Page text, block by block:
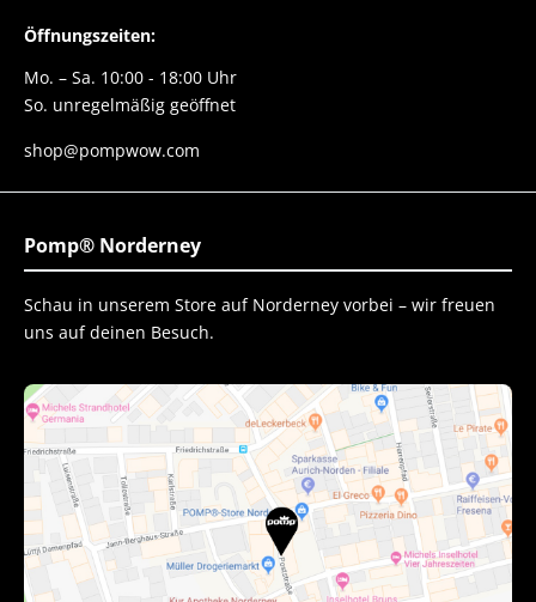
Öffnungszeiten:
Mo. – Sa. 10:00 - 18:00 Uhr
So. unregelmäßig geöffnet
shop@pompwow.com
Pomp® Norderney
Schau in unserem Store auf Norderney vorbei – wir freuen
uns auf deinen Besuch.